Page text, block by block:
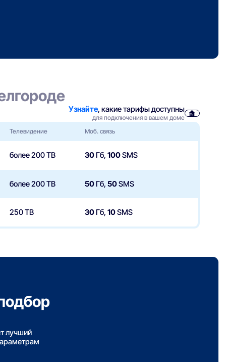
Узнайте, какие тарифы доступны
для подключения в вашем доме
Телевидение Моб. связь
более 200 ТВ 30 Гб,100SMS
более 200 ТВ 50Гб,50SMS
250 ТВ 30Гб,10SMS
лучший